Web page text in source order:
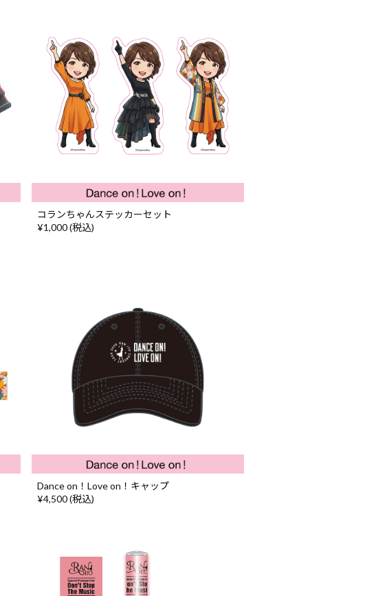
コランちゃんステッカーセット
¥1,000 (税込)
Dance on！Love on！キャップ
¥4,500 (税込)